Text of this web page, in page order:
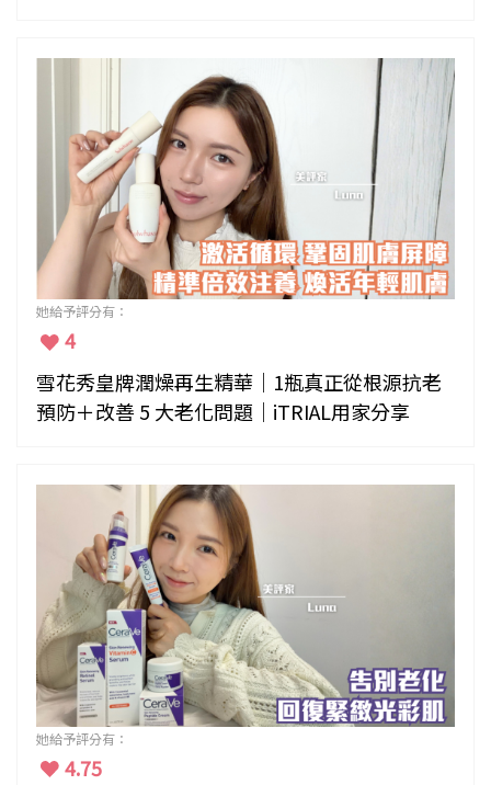
她給予評分有：
4
雪花秀皇牌潤燥再生精華｜1瓶真正從根源抗老
預防＋改善 5 大老化問題｜iTRIAL用家分享
她給予評分有：
4.75